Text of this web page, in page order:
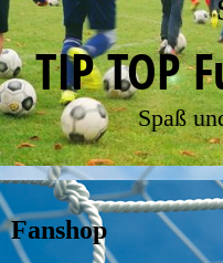
TIP TOP
Spaß
Fanshop